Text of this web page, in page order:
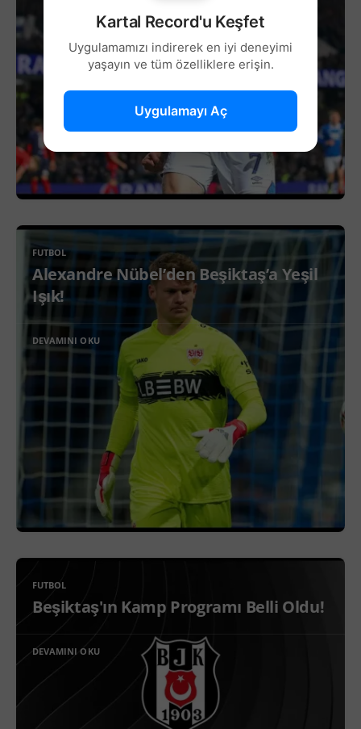
FUTBOL
Alexandre Nübel’den Beşiktaş’a Yeşil
Işık!
DEVAMINI OKU
FUTBOL
Beşiktaş'ın Kamp Programı Belli Oldu!
DEVAMINI OKU
Kartal Record'u Keşfet
Uygulamamızı indirerek en iyi deneyimi
yaşayın ve tüm özelliklere erişin.
Uygulamayı Aç